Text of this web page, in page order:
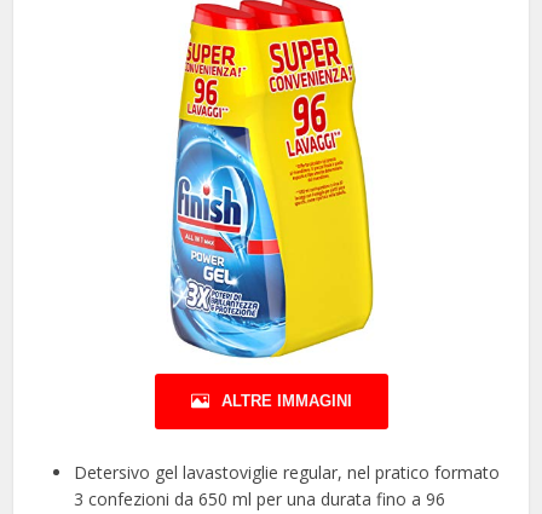
ALTRE IMMAGINI
Detersivo gel lavastoviglie regular, nel pratico formato
3 confezioni da 650 ml per una durata fino a 96